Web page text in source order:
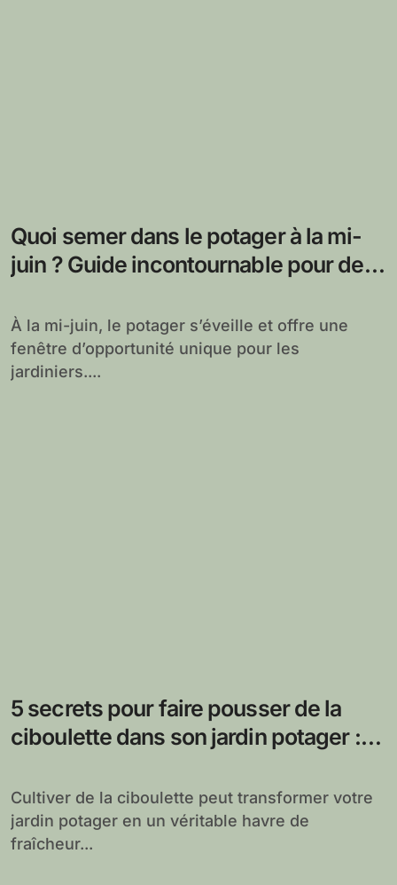
Quoi semer dans le potager à la mi-
juin ? Guide incontournable pour des
À la mi-juin, le potager s’éveille et offre une
fenêtre d’opportunité unique pour les
jardiniers....
5 secrets pour faire pousser de la
ciboulette dans son jardin potager :
une récolte abondante
Cultiver de la ciboulette peut transformer votre
jardin potager en un véritable havre de
fraîcheur...